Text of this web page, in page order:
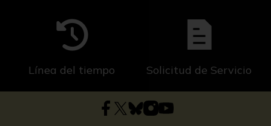
Línea del tiempo Solicitud de Servicio